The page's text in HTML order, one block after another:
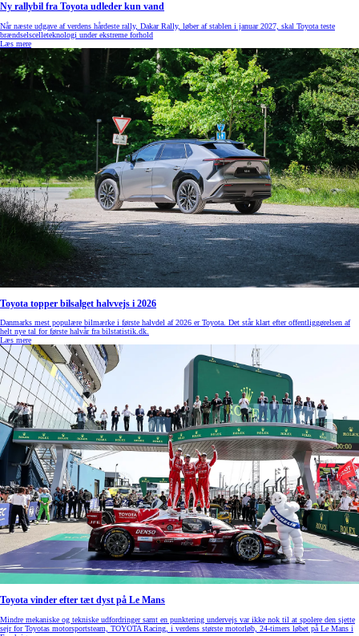
Ny rallybil fra Toyota udleder kun vand
Når næste udgave af verdens hårdeste rally, Dakar Rally, løber af stablen i januar 2027, skal Toyota teste
brændselscelleteknologi under ekstreme forhold
Læs mere
Toyota topper bilsalget halvvejs i 2026
Danmarks mest populære bilmærke i første halvdel af 2026 er Toyota. Det står klart efter offentliggørelsen af
helt nye tal for første halvår fra bilstatistik.dk.
Læs mere
Toyota vinder efter tæt dyst på Le Mans
Mindre mekaniske og tekniske udfordringer samt en punktering undervejs var ikke nok til at spolere den sjette
sejr for Toyotas motorsportsteam, TOYOTA Racing, i verdens største motorløb, 24-timers løbet på Le Mans i